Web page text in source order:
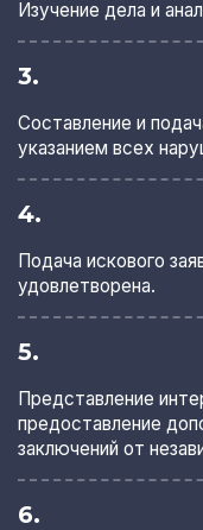
Изучение дела и
3.
Составление и
указанием всех
4.
Подача искового
удовлетворена.
5.
Представление
предоставление
заключений от
6.